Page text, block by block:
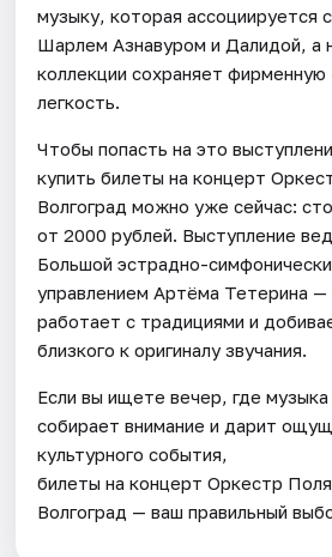
музыку, которая ассоциируется
Шарлем Азнавуром и Далидой, а
коллекции сохраняет
легкость.
Чтобы попасть на это
купить билеты на концерт
Волгоград можно уже сейчас:
от 2000 рублей. Выступление
Большой эстрадно-
управлением Артёма Тетерина
работает с традициями и
близкого к оригиналу звучания.
Если вы ищете вечер, где музыка
собирает внимание и дарит
культурного события,
билеты на концерт Оркестр
Волгоград — ваш правильный